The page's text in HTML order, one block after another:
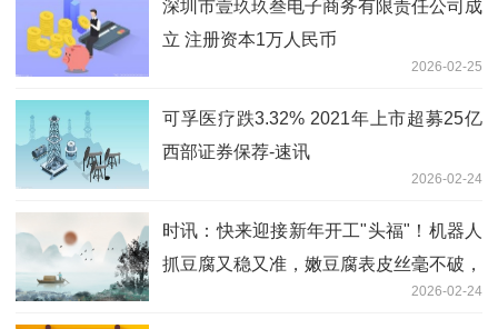
深圳市壹玖玖叁电子商务有限责任公司成
立 注册资本1万人民币
2026-02-25
可孚医疗跌3.32% 2021年上市超募25亿
西部证券保荐-速讯
2026-02-24
时讯：快来迎接新年开工"头福"！机器人
抓豆腐又稳又准，嫩豆腐表皮丝毫不破，
2026-02-24